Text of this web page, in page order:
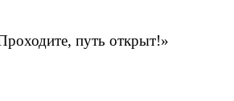
путь открыт!»